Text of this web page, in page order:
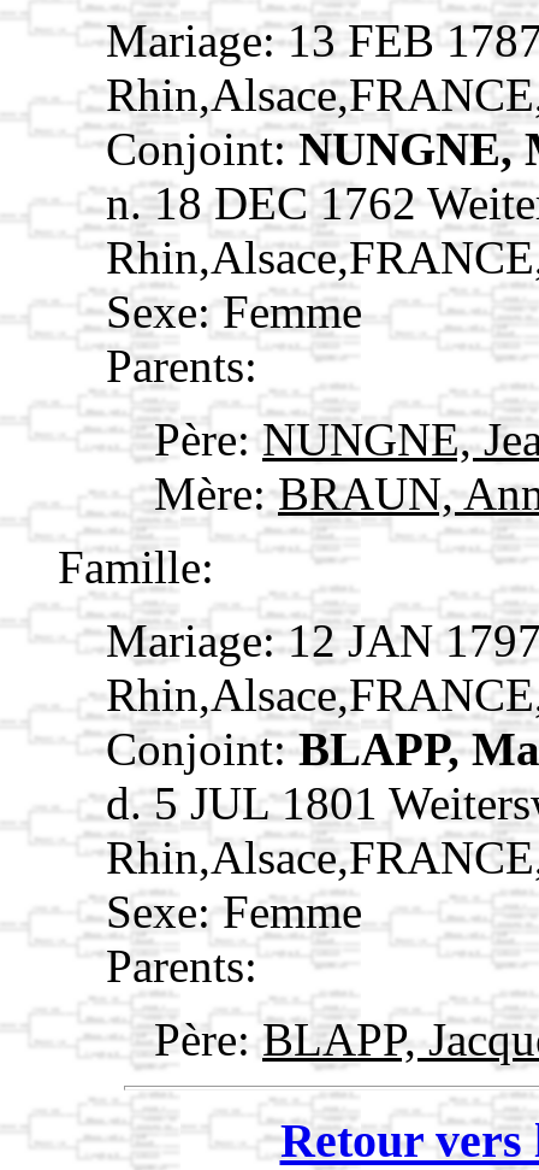
Mariage: 13 FEB
Conjoint: NUNGNE,
n. 18 DEC 1762
Sexe: Femme
Parents:
Père: NUNGNE,
Mère:BRAUN,
Famille:
Mariage: 12 JAN
Conjoint: BLAPP,
d. 5 JUL 1801
Sexe: Femme
Parents:
Père: BLAPP,
Retour vers